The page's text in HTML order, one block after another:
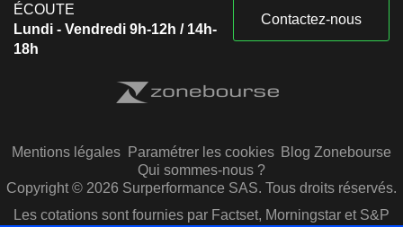
ÉCOUTE
Lundi - Vendredi 9h-12h / 14h-
18h
Contactez-nous
Mentions légales Paramétrer les cookies Blog Zonebourse
Qui sommes-nous ?
Copyright © 2026 Surperformance SAS. Tous droits réservés.
Les cotations sont fournies par Factset, Morningstar et S&P